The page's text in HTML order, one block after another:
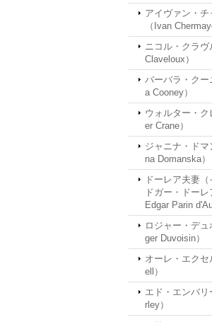
アイヴァン・チ
（Ivan
ニコル・クラ
Claveloux）
バーバラ・クー
a Cooney）
ウォルター・
er Crane）
ジャニナ・ドマ
na Domanska）
ドーレア夫妻
ドガー・ドー
Edgar Parin
ロジャー・デ
ger Duvoisin）
オーレ・エク
ell）
エド・エンバ
rley）